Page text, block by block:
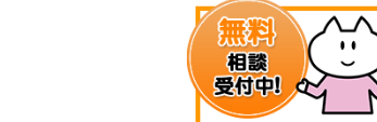
あるかと思いますが
何卒よろしくお願い
致します。本当にあ
りがとうございまし
た。